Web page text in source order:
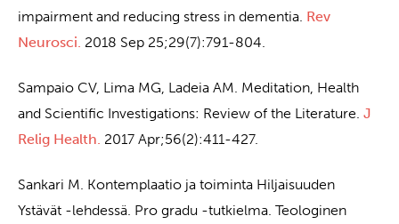
impairment and reducing stress in dementia. Rev
Neurosci. 2018 Sep 25;29(7):791-804.
Sampaio CV, Lima MG, Ladeia AM. Meditation, Health
and Scientific Investigations: Review of the Literature. J
Relig Health. 2017 Apr;56(2):411-427.
Sankari M. Kontemplaatio ja toiminta Hiljaisuuden
Ystävät -lehdessä. Pro gradu -tutkielma. Teologinen